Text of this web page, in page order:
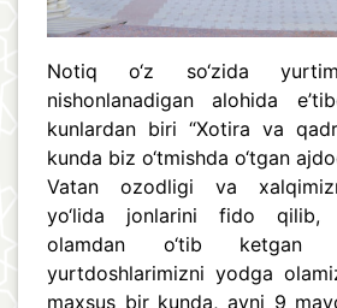
Notiq o‘z so‘zida
nishonlanadigan alohida
kunlardan biri “Xotira va
kunda biz o‘tmishda o‘tgan
Vatan ozodligi va
yo‘lida jonlarini fido qilib,
olamdan o‘tib ketgan
yurtdoshlarimizni yodga
maxsus bir kunda, ayni 9